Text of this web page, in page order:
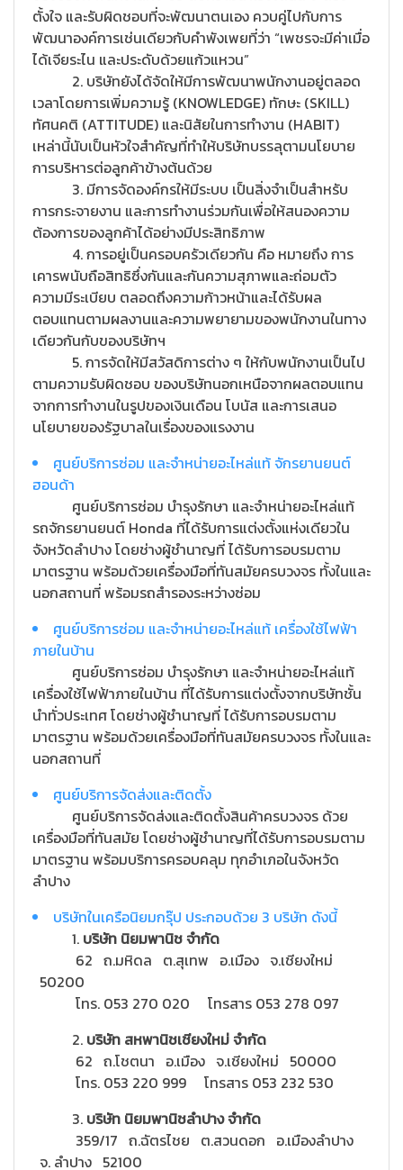
ตั้งใจ และรับผิดชอบที่จะพัฒนาตนเอง ควบคู่ไปกับการ
พัฒนาองค์การเช่นเดียวกับคำพังเพยที่ว่า “เพชรจะมีค่าเมื่อ
ได้เจียระไน และประดับด้วยแก้วแหวน”
2. บริษัทยังได้จัดให้มีการพัฒนาพนักงานอยู่ตลอด
เวลาโดยการเพิ่มความรู้ (KNOWLEDGE) ทักษะ (SKILL)
ทัศนคติ (ATTITUDE) และนิสัยในการทำงาน (HABIT)
เหล่านี้นับเป็นหัวใจสำคัญที่ทำให้บริษัทบรรลุตามนโยบาย
การบริหารต่อลูกค้าข้างต้นด้วย
3. มีการจัดองค์กรให้มีระบบ เป็นสิ่งจำเป็นสำหรับ
การกระจายงาน และการทำงานร่วมกันเพื่อให้สนองความ
ต้องการของลูกค้าได้อย่างมีประสิทธิภาพ
4. การอยู่เป็นครอบครัวเดียวกัน คือ หมายถึง การ
เคารพนับถือสิทธิซึ่งกันและกันความสุภาพและถ่อมตัว
ความมีระเบียบ ตลอดถึงความก้าวหน้าและได้รับผล
ตอบแทนตามผลงานและความพยายามของพนักงานในทาง
เดียวกันกับของบริษัทฯ
5. การจัดให้มีสวัสดิการต่าง ๆ ให้กับพนักงานเป็นไป
ตามความรับผิดชอบ ของบริษัทนอกเหนือจากผลตอบแทน
จากการทำงานในรูปของเงินเดือน โบนัส และการเสนอ
นโยบายของรัฐบาลในเรื่องของแรงงาน
ศูนย์บริการซ่อม และจำหน่ายอะไหล่แท้ จักรยานยนต์
ฮอนด้า
ศูนย์บริการซ่อม บำรุงรักษา และจำหน่ายอะไหล่แท้
รถจักรยานยนต์ Honda ที่ได้รับการแต่งตั้งแห่งเดียวใน
จังหวัดลำปาง โดยช่างผู้ชำนาญที่ ได้รับการอบรมตาม
มาตรฐาน พร้อมด้วยเครื่องมือที่ทันสมัยครบวงจร ทั้งในและ
นอกสถานที่ พร้อมรถสำรองระหว่างซ่อม
ศูนย์บริการซ่อม และจำหน่ายอะไหล่แท้ เครื่องใช้ไฟฟ้า
ภายในบ้าน
ศูนย์บริการซ่อม บำรุงรักษา และจำหน่ายอะไหล่แท้
เครื่องใช้ไฟฟ้าภายในบ้าน ที่ได้รับการแต่งตั้งจากบริษัทชั้น
นำทั่วประเทศ โดยช่างผู้ชำนาญที่ ได้รับการอบรมตาม
มาตรฐาน พร้อมด้วยเครื่องมือที่ทันสมัยครบวงจร ทั้งในและ
นอกสถานที่
ศูนย์บริการจัดส่งและติดตั้ง
ศูนย์บริการจัดส่งและติดตั้งสินค้าครบวงจร ด้วย
เครื่องมือที่ทันสมัย โดยช่างผู้ชำนาญที่ได้รับการอบรมตาม
มาตรฐาน พร้อมบริการครอบคลุม ทุกอำเภอในจังหวัด
ลำปาง
บริษัทในเครือนิยมกรุ๊ป ประกอบด้วย 3 บริษัท ดังนี้
1. บริษัท นิยมพานิช จำกัด
62 ถ.มหิดล ต.สุเทพ อ.เมือง จ.เชียงใหม่
50200
โทร. 053 270 020 โทรสาร 053 278 097
2. บริษัท สหพานิชเชียงใหม่ จำกัด
62 ถ.โชตนา อ.เมือง จ.เชียงใหม่ 50000
โทร. 053 220 999 โทรสาร 053 232 530
3. บริษัท นิยมพานิชลำปาง จำกัด
359/17 ถ.ฉัตรไชย ต.สวนดอก อ.เมืองลำปาง
จ. ลำปาง 52100